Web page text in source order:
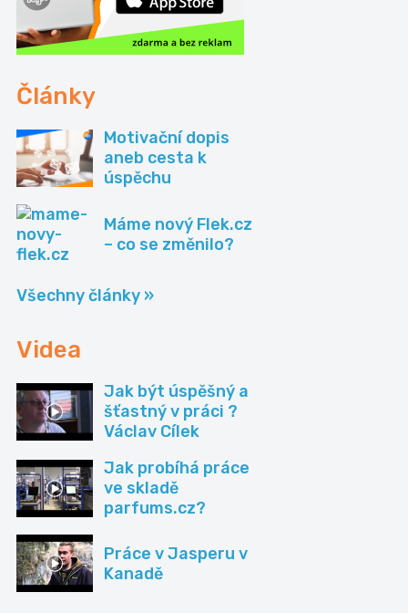
Články
Motivační dopis
aneb cesta k
úspěchu
Máme nový Flek.cz
– co se změnilo?
Všechny články »
Videa
Jak být úspěšný a
šťastný v práci ?
Václav Cílek
Jak probíhá práce
ve skladě
parfums.cz?
Práce v Jasperu v
Kanadě